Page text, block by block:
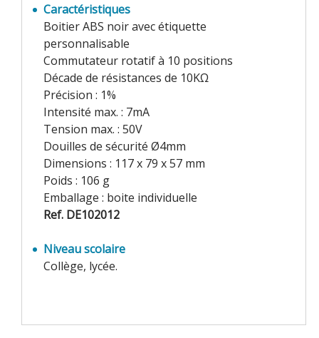
Caractéristiques
Boitier ABS noir avec étiquette
personnalisable
Commutateur rotatif à 10 positions
Décade de résistances de 10KΩ
Précision : 1%
Intensité max. : 7mA
Tension max. : 50V
Douilles de sécurité Ø4mm
Dimensions : 117 x 79 x 57 mm
Poids : 106 g
Emballage : boite individuelle
Ref. DE102012
Niveau scolaire
Collège, lycée.